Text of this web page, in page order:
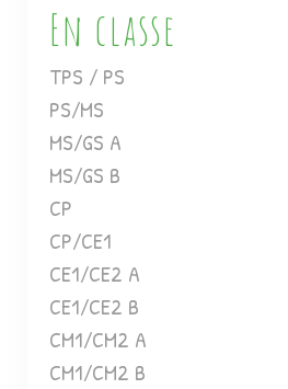
En classe
TPS / PS
PS/MS
MS/GS A
MS/GS B
CP
CP/CE1
CE1/CE2 A
CE1/CE2 B
CM1/CM2 A
CM1/CM2 B